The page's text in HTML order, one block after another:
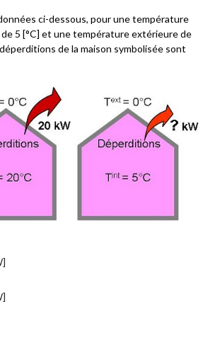
ci-dessous, pour une température
5 [°C] et une température extérieure de
de la maison symbolisée sont